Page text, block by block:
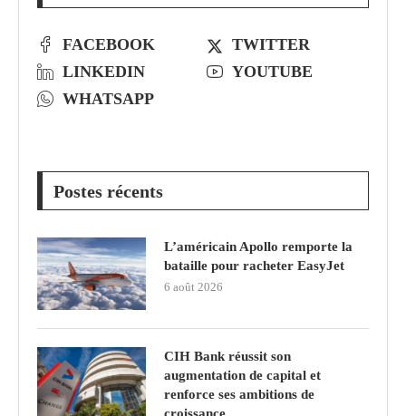
FACEBOOK
TWITTER
LINKEDIN
YOUTUBE
WHATSAPP
Postes récents
L’américain Apollo remporte la
bataille pour racheter EasyJet
6 août 2026
CIH Bank réussit son
augmentation de capital et
renforce ses ambitions de
croissance